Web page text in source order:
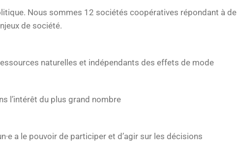
Nous sommes 12 sociétés coopératives répondant à de
de société.
naturelles et indépendants des effets de mode
l’intérêt du plus grand nombre
a le pouvoir de participer et d’agir sur les décisions